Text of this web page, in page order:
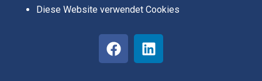
Diese Website verwendet Cookies